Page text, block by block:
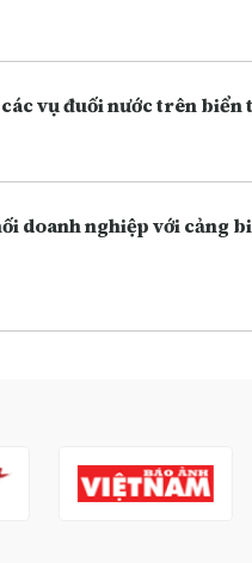
vụ đuối nước trên biển
doanh nghiệp với cảng